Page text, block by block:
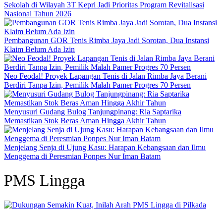
Sekolah di Wilayah 3T Kepri Jadi Prioritas Program Revitalisasi
Nasional Tahun 2026
Pembangunan GOR Tenis Rimba Jaya Jadi Sorotan, Dua Instansi
Klaim Belum Ada Izin
Neo Feodal! Proyek Lapangan Tenis di Jalan Rimba Jaya Berani
Berdiri Tanpa Izin, Pemilik Malah Pamer Progres 70 Persen
Menyusuri Gudang Bulog Tanjungpinang: Ria Saptarika
Memastikan Stok Beras Aman Hingga Akhir Tahun
Menjelang Senja di Ujung Kasu: Harapan Kebangsaan dan Ilmu
Menggema di Peresmian Ponpes Nur Iman Batam
PMS Lingga